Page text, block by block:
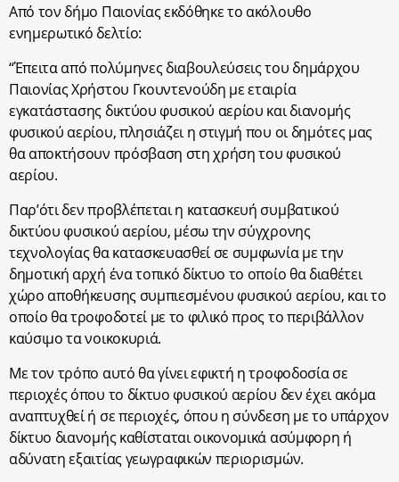
Από τον δήμο Παιονίας εκδόθηκε το ακόλουθο
ενημερωτικό δελτίο:
“Έπειτα από πολύμηνες διαβουλεύσεις του δημάρχου
Παιονίας Χρήστου Γκουντενούδη με εταιρία
εγκατάστασης δικτύου φυσικού αερίου και διανομής
φυσικού αερίου, πλησιάζει η στιγμή που οι δημότες μας
θα αποκτήσουν πρόσβαση στη χρήση του φυσικού
αερίου.
Παρ’ότι δεν προβλέπεται η κατασκευή συμβατικού
δικτύου φυσικού αερίου, μέσω την σύγχρονης
τεχνολογίας θα κατασκευασθεί σε συμφωνία με την
δημοτική αρχή ένα τοπικό δίκτυο το οποίο θα διαθέτει
χώρο αποθήκευσης συμπιεσμένου φυσικού αερίου, και το
οποίο θα τροφοδοτεί με το φιλικό προς το περιβάλλον
καύσιμο τα νοικοκυριά.
Με τον τρόπο αυτό θα γίνει εφικτή η τροφοδοσία σε
περιοχές όπου το δίκτυο φυσικού αερίου δεν έχει ακόμα
αναπτυχθεί ή σε περιοχές, όπου η σύνδεση με το υπάρχον
δίκτυο διανομής καθίσταται οικονομικά ασύμφορη ή
αδύνατη εξαιτίας γεωγραφικών περιορισμών.